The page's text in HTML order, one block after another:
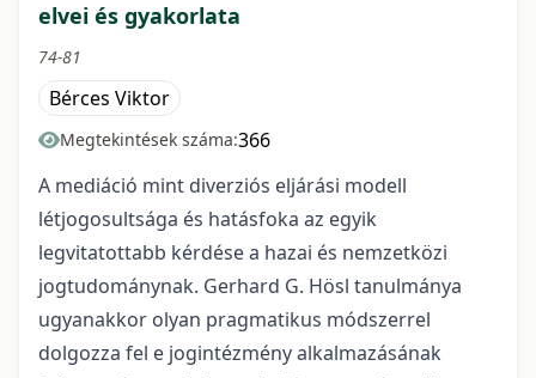
elvei és gyakorlata
74-81
Bérces Viktor
Megtekintések száma:366
A mediáció mint diverziós eljárási modell
létjogosultsága és hatásfoka az egyik
legvitatottabb kérdése a hazai és nemzetközi
jogtudománynak. Gerhard G. Hösl tanulmánya
ugyanakkor olyan pragmatikus módszerrel
dolgozza fel e jogintézmény alkalmazásának